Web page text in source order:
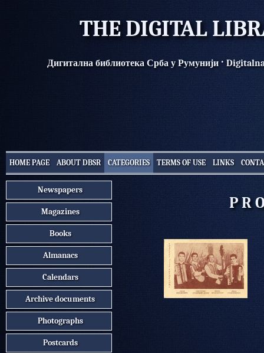
THE DIGITAL
Дигитална библиотека Срба у Румунији·
HOME PAGE ABOUT DBSR CATEGORIES TERMS OF USE LINKS
Newspapers
Magazines
Books
Almanacs
Calendars
Archive documents
Photographs
Postcards
P R